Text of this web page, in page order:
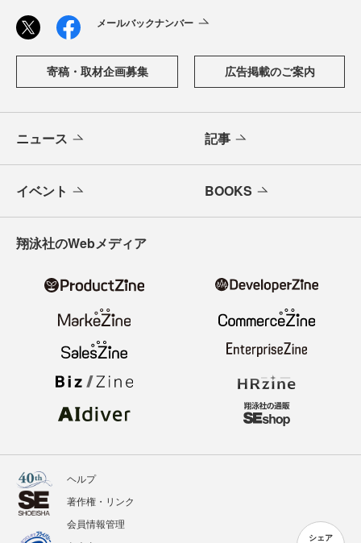
シェア
メールバックナンバー
寄稿・取材企画募集 広告掲載のご案内
ニュース 記事
イベント BOOKS
翔泳社のWebメディア
ヘルプ
著作権・リンク
会員情報管理